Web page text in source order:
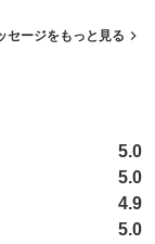
セージをもっと見る
5.0
5.0
4.9
5.0